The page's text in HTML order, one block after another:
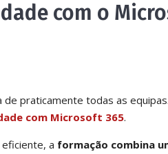
com o
praticamente todas as
com Microsoft 365.
a formação combina